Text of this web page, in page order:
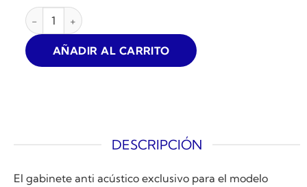
era:
$790.000.$569.990.
GABINETE ANTI ACÚSTICO PARA COMPRESOR DENTAL
AÑADIR AL CARRITO
DESCRIPCIÓN
El gabinete anti acústico exclusivo para el modelo